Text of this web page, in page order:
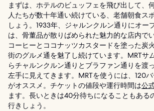
まずは、ホテルのビュッフェを飛び出して、
人たちが数十年通い続けている、老舗朝食ス
しょう。1933年、ジャルンクルン通りにオー
は、骨董品が散りばめられた魅力的な店内で
コーヒーとココナッツカスタードを塗った炭
街のグルメ通を魅了し続けています。MRTサ
らチャルンクルン通りとブラファン通りを渡
左手に見えてきます。MRTを使うには、120
がオススメ。チケットの値段や運行時間は公
ます。長いときは40分待ちになることもある
行きしょう。